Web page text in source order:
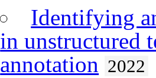
Identifying
in unstructured
annotation 2022